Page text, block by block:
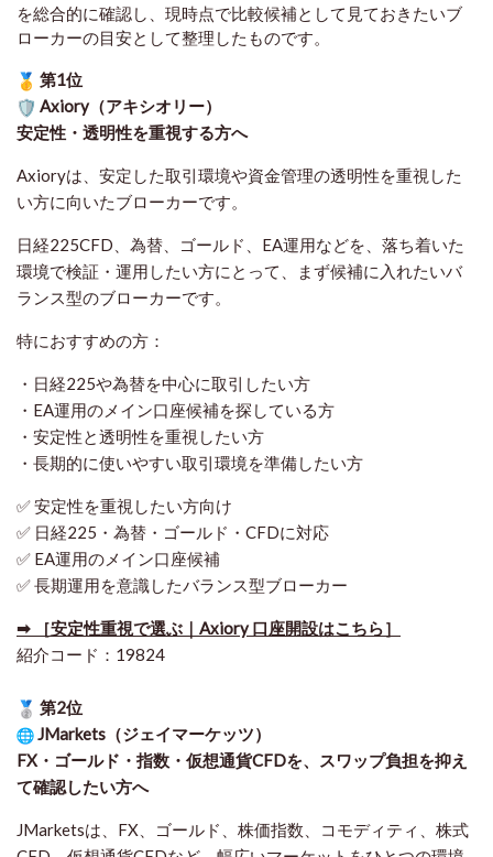
を総合的に確認し、現時点で比較候補として見ておきたいブ
ローカーの目安として整理したものです。
第1位
Axiory（アキシオリー）
安定性・透明性を重視する方へ
Axioryは、安定した取引環境や資金管理の透明性を重視した
い方に向いたブローカーです。
日経225CFD、為替、ゴールド、EA運用などを、落ち着いた
環境で検証・運用したい方にとって、まず候補に入れたいバ
ランス型のブローカーです。
特におすすめの方：
・日経225や為替を中心に取引したい方
・EA運用のメイン口座候補を探している方
・安定性と透明性を重視したい方
・長期的に使いやすい取引環境を準備したい方
✅ 安定性を重視したい方向け
✅ 日経225・為替・ゴールド・CFDに対応
✅ EA運用のメイン口座候補
✅ 長期運用を意識したバランス型ブローカー
➡ ［安定性重視で選ぶ｜Axiory 口座開設はこちら］
紹介コード：19824
第2位
JMarkets（ジェイマーケッツ）
FX・ゴールド・指数・仮想通貨CFDを、スワップ負担を抑え
て確認したい方へ
JMarketsは、FX、ゴールド、株価指数、コモディティ、株式